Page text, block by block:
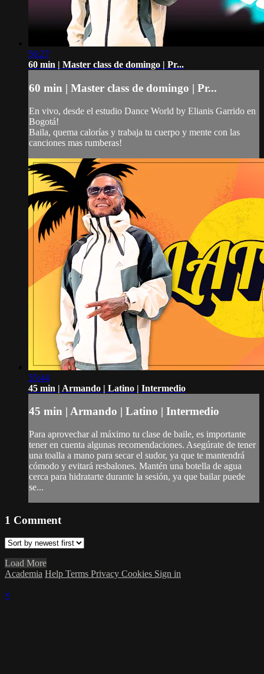
56:27
60 min | Master class de domingo | Pr...
60 min | Master class de domingo | Pr...
En vivo, desde el estudio Dance World by Elianis Garrido en
Bogotá!
Baila, quema calorías y trabaja tu cuerpo y mente con las
canciones mas rumberas!
35:44
45 min | Armando | Latino | Intermedio
45 min | Armando | Latino | Intermedio
Para aprovechar al máximo tu clase de baile, es importante
tener en cuenta algunas recomendaciones. Asegúrate de tener
una toalla a mano para secar el sudor, ya que te mantendrá
cómodo y evitará resbalones. Mantén una botella de agua
cerca para hidratarte durante la sesión, ya que bailar puede
se...
1 Comment
Load More
Academia Help Terms Privacy Cookies Sign in
×